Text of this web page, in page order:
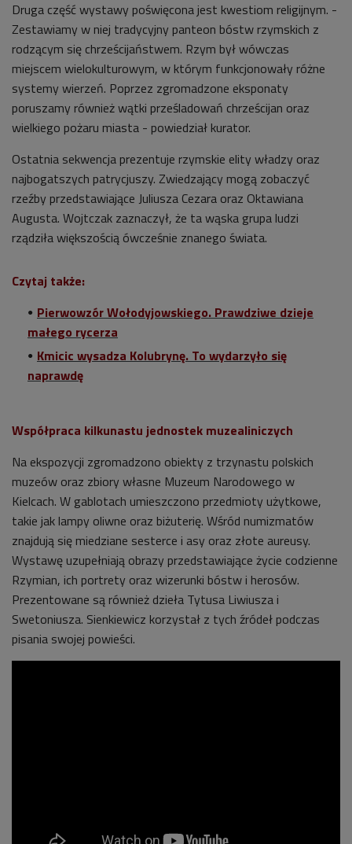
Druga część wystawy poświęcona jest kwestiom religijnym. -
Zestawiamy w niej tradycyjny panteon bóstw rzymskich z
rodzącym się chrześcijaństwem. Rzym był wówczas
miejscem wielokulturowym, w którym funkcjonowały różne
systemy wierzeń. Poprzez zgromadzone eksponaty
poruszamy również wątki prześladowań chrześcijan oraz
wielkiego pożaru miasta - powiedział kurator.
Ostatnia sekwencja prezentuje rzymskie elity władzy oraz
najbogatszych patrycjuszy. Zwiedzający mogą zobaczyć
rzeźby przedstawiające Juliusza Cezara oraz Oktawiana
Augusta. Wojtczak zaznaczył, że ta wąska grupa ludzi
rządziła większością ówcześnie znanego świata.
Czytaj także:
Pierwowzór Wołodyjowskiego. Prawdziwe dzieje
małego rycerza
Kmicic wysadza Kolubrynę. To wydarzyło się
naprawdę
Współpraca kilkunastu jednostek muzealiniczych
Na ekspozycji zgromadzono obiekty z trzynastu polskich
muzeów oraz zbiory własne Muzeum Narodowego w
Kielcach. W gablotach umieszczono przedmioty użytkowe,
takie jak lampy oliwne oraz biżuterię. Wśród numizmatów
znajdują się miedziane sesterce i asy oraz złote aureusy.
Wystawę uzupełniają obrazy przedstawiające życie codzienne
Rzymian, ich portrety oraz wizerunki bóstw i herosów.
Prezentowane są również dzieła Tytusa Liwiusza i
Swetoniusza. Sienkiewicz korzystał z tych źródeł podczas
pisania swojej powieści.